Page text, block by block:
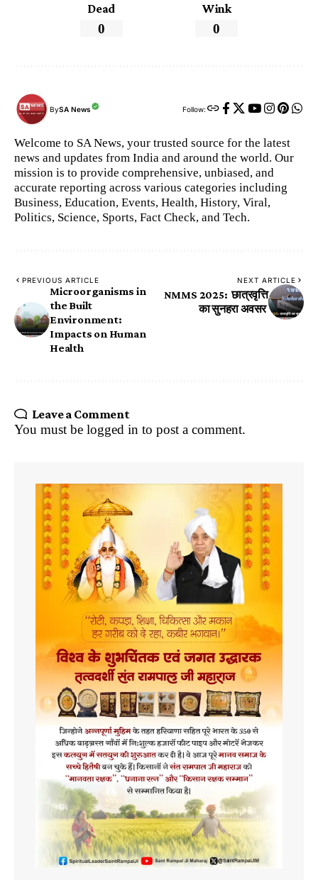
Dead
0
Wink
0
BySA News Follow:
Welcome to SA News, your trusted source for the latest
news and updates from India and around the world. Our
mission is to provide comprehensive, unbiased, and
accurate reporting across various categories including
Business, Education, Events, Health, History, Viral,
Politics, Science, Sports, Fact Check, and Tech.
PREVIOUS ARTICLE
Microorganisms in
the Built
Environment:
Impacts on Human
Health
NEXT ARTICLE
NMMS 2025: छात्रवृत्ति
का सुनहरा अवसर
Leave a Comment
You must be logged in to post a comment.